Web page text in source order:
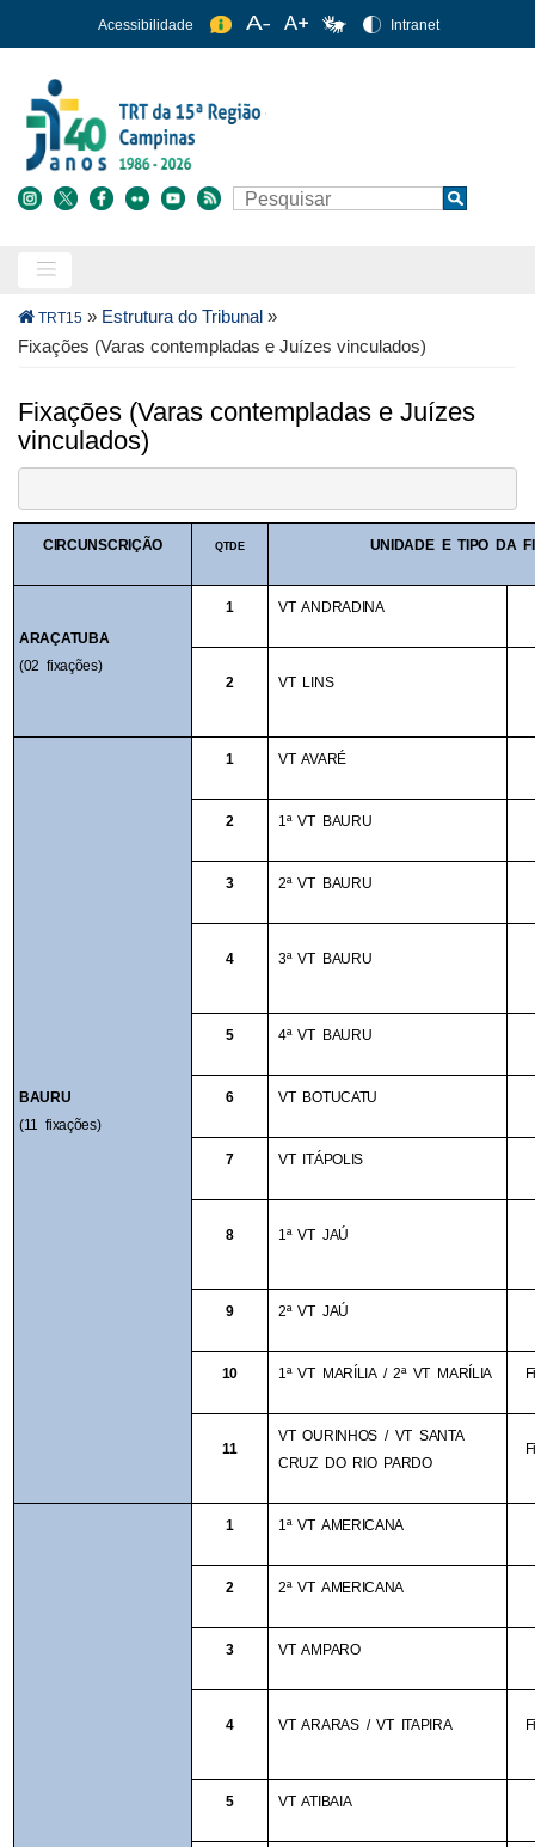
para
conteúdo
principal
Acessibilidade Intranet
Buscar Search
Trilha
de
TRT15 » Estrutura do Tribunal »
Fixações (Varas contempladas e Juízes vinculados)
Fixações (Varas contempladas e Juízes
vinculados)
CIRCUNSCRIÇÃO QTDE UNIDADE E TIPO DA
ARAÇATUBA
(02 fixações)
1 VT ANDRADINA
2 VT LINS
BAURU
(11 fixações)
1 VT AVARÉ
2 1ª VT BAURU
3 2ª VT BAURU
4 3ª VT BAURU
5 4ª VT BAURU
6 VT BOTUCATU
7 VT ITÁPOLIS
8 1ª VT JAÚ
9 2ª VT JAÚ
10 1ª VT MARÍLIA / 2ª VT MARÍLIA
11
VT OURINHOS / VT SANTA
CRUZ DO RIO PARDO
1 1ª VT AMERICANA
2 2ª VT AMERICANA
3 VT AMPARO
4 VT ARARAS / VT ITAPIRA
5 VT ATIBAIA